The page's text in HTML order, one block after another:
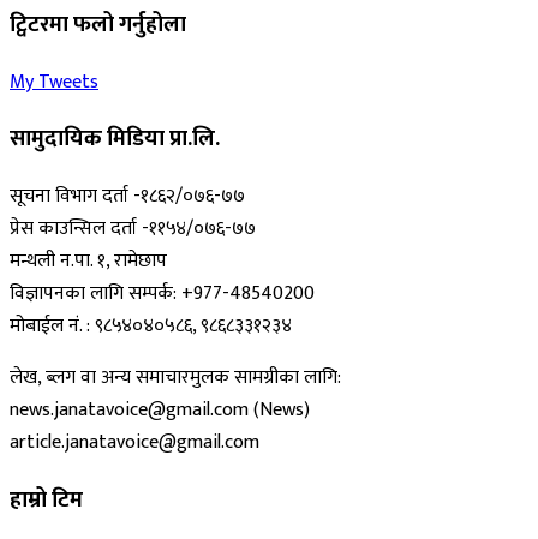
ट्विटरमा फलो गर्नुहोला
My Tweets
सामुदायिक मिडिया प्रा.लि.
सूचना विभाग दर्ता -१८६२/०७६-७७
प्रेस काउन्सिल दर्ता -११५४/०७६-७७
मन्थली न.पा. १, रामेछाप
विज्ञापनका लागि सम्पर्क: +977-48540200
मोबाईल नं. : ९८५४०४०५८६, ९८६८३३१२३४
लेख, ब्लग वा अन्य समाचारमुलक सामग्रीका लागि:
news.janatavoice@gmail.com (News)
article.janatavoice@gmail.com
हाम्रो टिम